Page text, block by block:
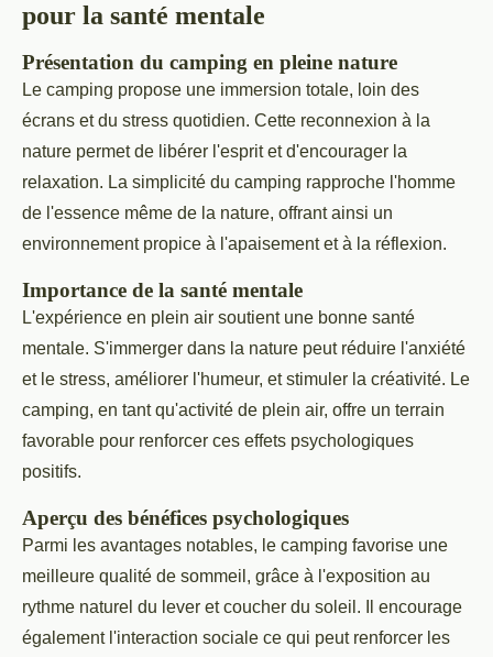
pour la santé mentale
Présentation du camping en pleine nature
Le camping propose une immersion totale, loin des
écrans et du stress quotidien. Cette reconnexion à la
nature permet de libérer l'esprit et d'encourager la
relaxation. La simplicité du camping rapproche l'homme
de l'essence même de la nature, offrant ainsi un
environnement propice à l'apaisement et à la réflexion.
Importance de la santé mentale
L'expérience en plein air soutient une bonne santé
mentale. S'immerger dans la nature peut réduire l'anxiété
et le stress, améliorer l'humeur, et stimuler la créativité. Le
camping, en tant qu'activité de plein air, offre un terrain
favorable pour renforcer ces effets psychologiques
positifs.
Aperçu des bénéfices psychologiques
Parmi les avantages notables, le camping favorise une
meilleure qualité de sommeil, grâce à l'exposition au
rythme naturel du lever et coucher du soleil. Il encourage
également l'interaction sociale ce qui peut renforcer les